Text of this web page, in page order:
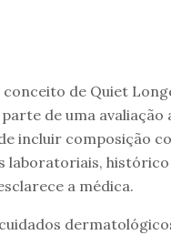
conceito de Quiet
de uma avaliação
incluir composição
laboratoriais,
a médica.